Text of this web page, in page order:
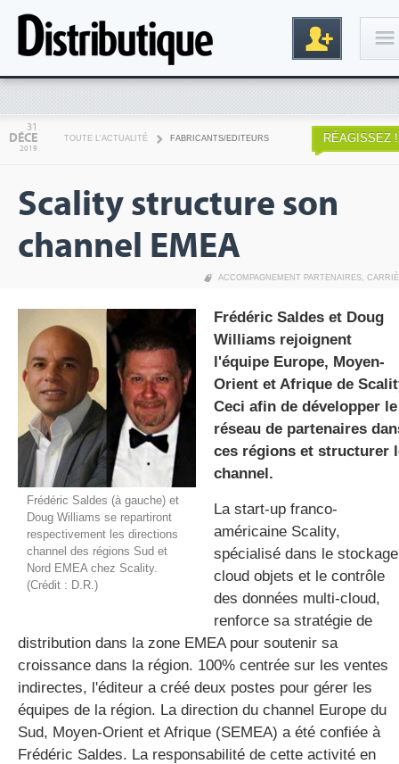
31
DÉCE
2019
TOUTE L'ACTUALITÉ FABRICANTS/EDITEURS RÉAGISSEZ !
Scality structure son
channel EMEA
ACCOMPAGNEMENT PARTENAIRES,
Frédéric Saldes (à gauche) et
Doug Williams se repartiront
respectivement les directions
channel des régions Sud et
Nord EMEA chez Scality.
(Crédit : D.R.)
Frédéric Saldes et Doug
Williams rejoignent
l'équipe Europe, Moyen-
Orient et Afrique de
Ceci afin de développer le
réseau de partenaires
ces régions et structurer
channel.
La start-up franco-
américaine Scality,
spécialisé dans le stockage
cloud objets et le contrôle
des données multi-cloud,
renforce sa stratégie de
distribution dans la zone EMEA pour soutenir sa
croissance dans la région. 100% centrée sur les ventes
indirectes, l'éditeur a créé deux postes pour gérer les
équipes de la région. La direction du channel Europe du
Sud, Moyen-Orient et Afrique (SEMEA) a été confiée à
Frédéric Saldes. La responsabilité de cette activité en